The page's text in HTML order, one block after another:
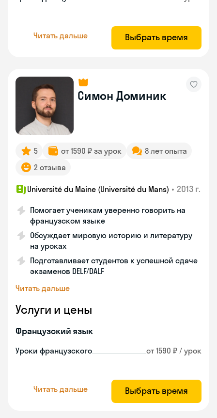
Читать дальше Выбрать время
Симон Доминик
5 от 1590 ₽ за урок
8 лет опыта
2 отзыва
Université du Maine (Université du Mans) • 2013 г.
Помогает ученикам уверенно говорить на
французском языке
Обсуждает мировую историю и литературу
на уроках
Подготавливает студентов к успешной сдаче
экзаменов DELF/DALF
Читать дальше
Услуги и цены
Французский язык
Уроки французского от 1590 ₽ / урок
Читать дальше Выбрать время